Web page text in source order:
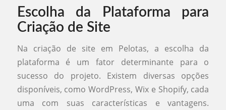
Escolha da Plataforma para
Criação de Site
Na criação de site em Pelotas, a escolha da
plataforma é um fator determinante para o
sucesso do projeto. Existem diversas opções
disponíveis, como WordPress, Wix e Shopify, cada
uma com suas características e vantagens.